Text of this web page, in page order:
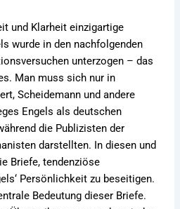
und Klarheit einzigartige
wurde in den nachfolgenden
unterzogen – das
Man muss sich nur in
Scheidemann und andere
Engels als deutschen
die Publizisten der
darstellten. In diesen und
Briefe, tendenziöse
Persönlichkeit zu beseitigen.
Bedeutung dieser Briefe.